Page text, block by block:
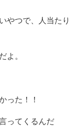
やつで、人当たり
よ。
った！！
ってくるんだ